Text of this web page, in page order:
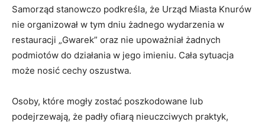
Samorząd stanowczo podkreśla, że Urząd Miasta Knurów
nie organizował w tym dniu żadnego wydarzenia w
restauracji „Gwarek” oraz nie upoważniał żadnych
podmiotów do działania w jego imieniu. Cała sytuacja
może nosić cechy oszustwa.
Osoby, które mogły zostać poszkodowane lub
podejrzewają, że padły ofiarą nieuczciwych praktyk,